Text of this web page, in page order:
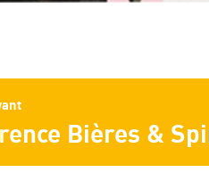
Bières &